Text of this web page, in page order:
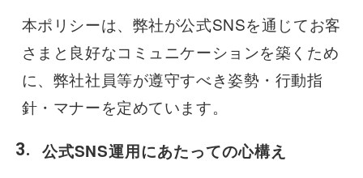
本ポリシーは、弊社が公式SNSを通じてお客
さまと良好なコミュニケーションを築くため
に、弊社社員等が遵守すべき姿勢・行動指
針・マナーを定めています。
公式SNS運用にあたっての心構え